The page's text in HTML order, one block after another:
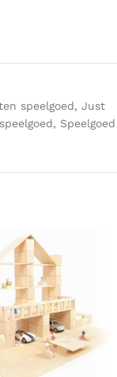
speelgoed, Just
, Speelgoed